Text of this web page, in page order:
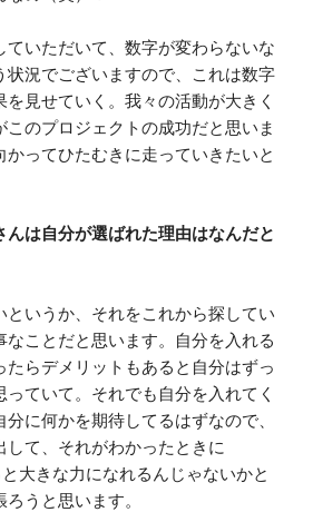
いただいて、数字が変わらないな
状況でございますので、これは数字
見せていく。我々の活動が大きく
このプロジェクトの成功だと思いま
ってひたむきに走っていきたいと
は自分が選ばれた理由はなんだと
いうか、それをこれから探してい
なことだと思います。自分を入れる
たらデメリットもあると自分はずっ
っていて。それでも自分を入れてく
に何かを期待してるはずなので、
して、それがわかったときに
大きな力になれるんじゃないかと
うと思います。